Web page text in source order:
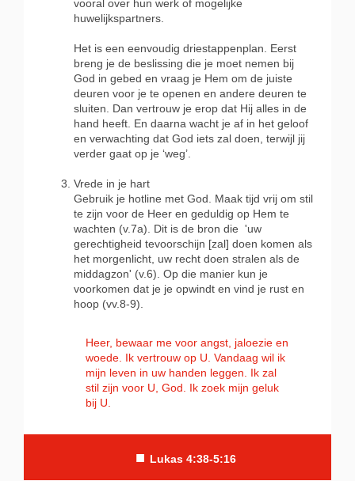
vooral over hun werk of mogelijke
huwelijkspartners.
Het is een eenvoudig driestappenplan. Eerst
breng je de beslissing die je moet nemen bij
God in gebed en vraag je Hem om de juiste
deuren voor je te openen en andere deuren te
sluiten. Dan vertrouw je erop dat Hij alles in de
hand heeft. En daarna wacht je af in het geloof
en verwachting dat God iets zal doen, terwijl jij
verder gaat op je ‘weg’.
Vrede in je hart
Gebruik je hotline met God. Maak tijd vrij om stil
te zijn voor de Heer en geduldig op Hem te
wachten (v.7a). Dit is de bron die 'uw
gerechtigheid tevoorschijn [zal] doen komen als
het morgenlicht, uw recht doen stralen als de
middagzon' (v.6). Op die manier kun je
voorkomen dat je je opwindt en vind je rust en
hoop (vv.8-9).
Heer, bewaar me voor angst, jaloezie en
woede. Ik vertrouw op U. Vandaag wil ik
mijn leven in uw handen leggen. Ik zal
stil zijn voor U, God. Ik zoek mijn geluk
bij U.
■ Lukas 4:38-5:16